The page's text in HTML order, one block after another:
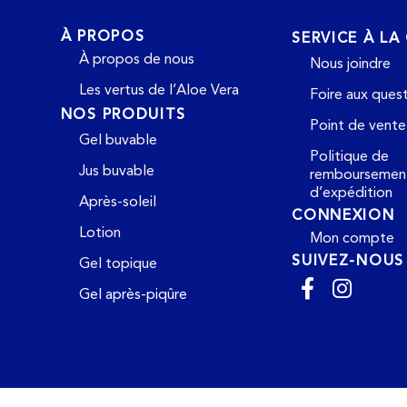
À PROPOS
À propos de nous
Les vertus de l’Aloe Vera
NOS PRODUITS
Gel buvable
Jus buvable
Après-soleil
Lotion
Gel topique
Gel après-piqûre
SERVICE À LA
Nous joindre
Foire aux
Point de vente
Politique de
d’expédition
CONNEXION
Mon compte
SUIVEZ-NOUS